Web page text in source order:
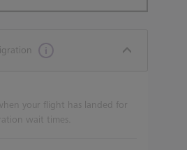
your flight has landed for
wait times.